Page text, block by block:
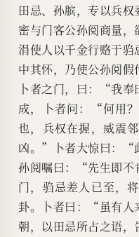
田忌、孙膑，专以兵权
密与门客公孙阅商量
涓使人以千金行赂于
中其怀，乃使公孙阅
卜者之门，曰：“我
成，卜者问：“何用
也，兵权在握，威震
凶。”卜者大惊曰：“
孙阅嘱曰：“先生即不
门，驺忌差人已至，
卦。卜者曰：“虽有人
朝，以田忌所占之语